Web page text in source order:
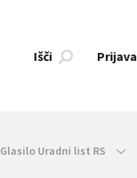
Išči Prijava
Glasilo Uradni list RS